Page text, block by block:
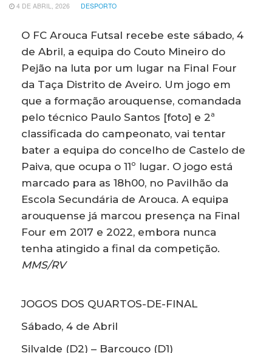
4 DE ABRIL, 2026 DESPORTO
O FC Arouca Futsal recebe este sábado, 4
de Abril, a equipa do Couto Mineiro do
Pejão na luta por um lugar na Final Four
da Taça Distrito de Aveiro. Um jogo em
que a formação arouquense, comandada
pelo técnico Paulo Santos [foto] e 2ª
classificada do campeonato, vai tentar
bater a equipa do concelho de Castelo de
Paiva, que ocupa o 11º lugar. O jogo está
marcado para as 18h00, no Pavilhão da
Escola Secundária de Arouca. A equipa
arouquense já marcou presença na Final
Four em 2017 e 2022, embora nunca
tenha atingido a final da competição.
MMS/RV
JOGOS DOS QUARTOS-DE-FINAL
Sábado, 4 de Abril
Silvalde (D2) – Barcouço (D1)